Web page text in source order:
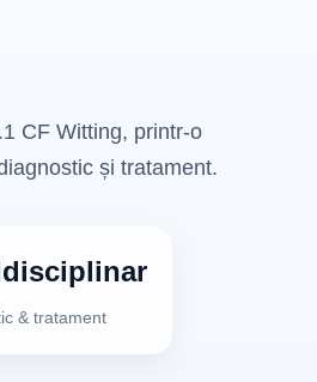
CF Witting, printr-o
și tratament.
& tratament